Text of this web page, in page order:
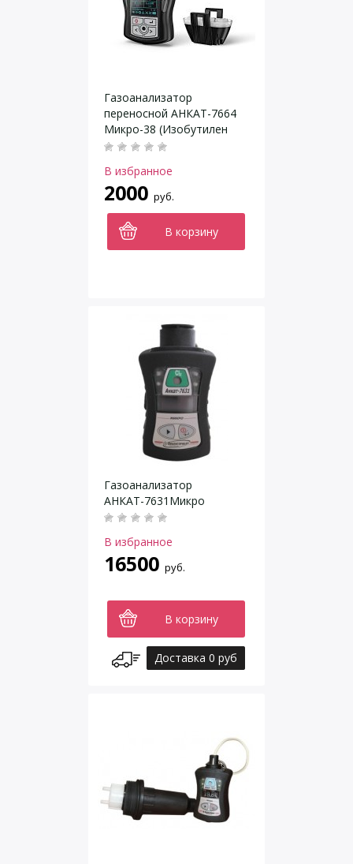
Газоанализатор
переносной АНКАТ-7664
Микро-38 (Изобутилен
IC4H8)
В избранное
2000 руб.
В корзину
Газоанализатор
АНКАТ-7631Микро
В избранное
16500 руб.
В корзину
Доставка 0 руб